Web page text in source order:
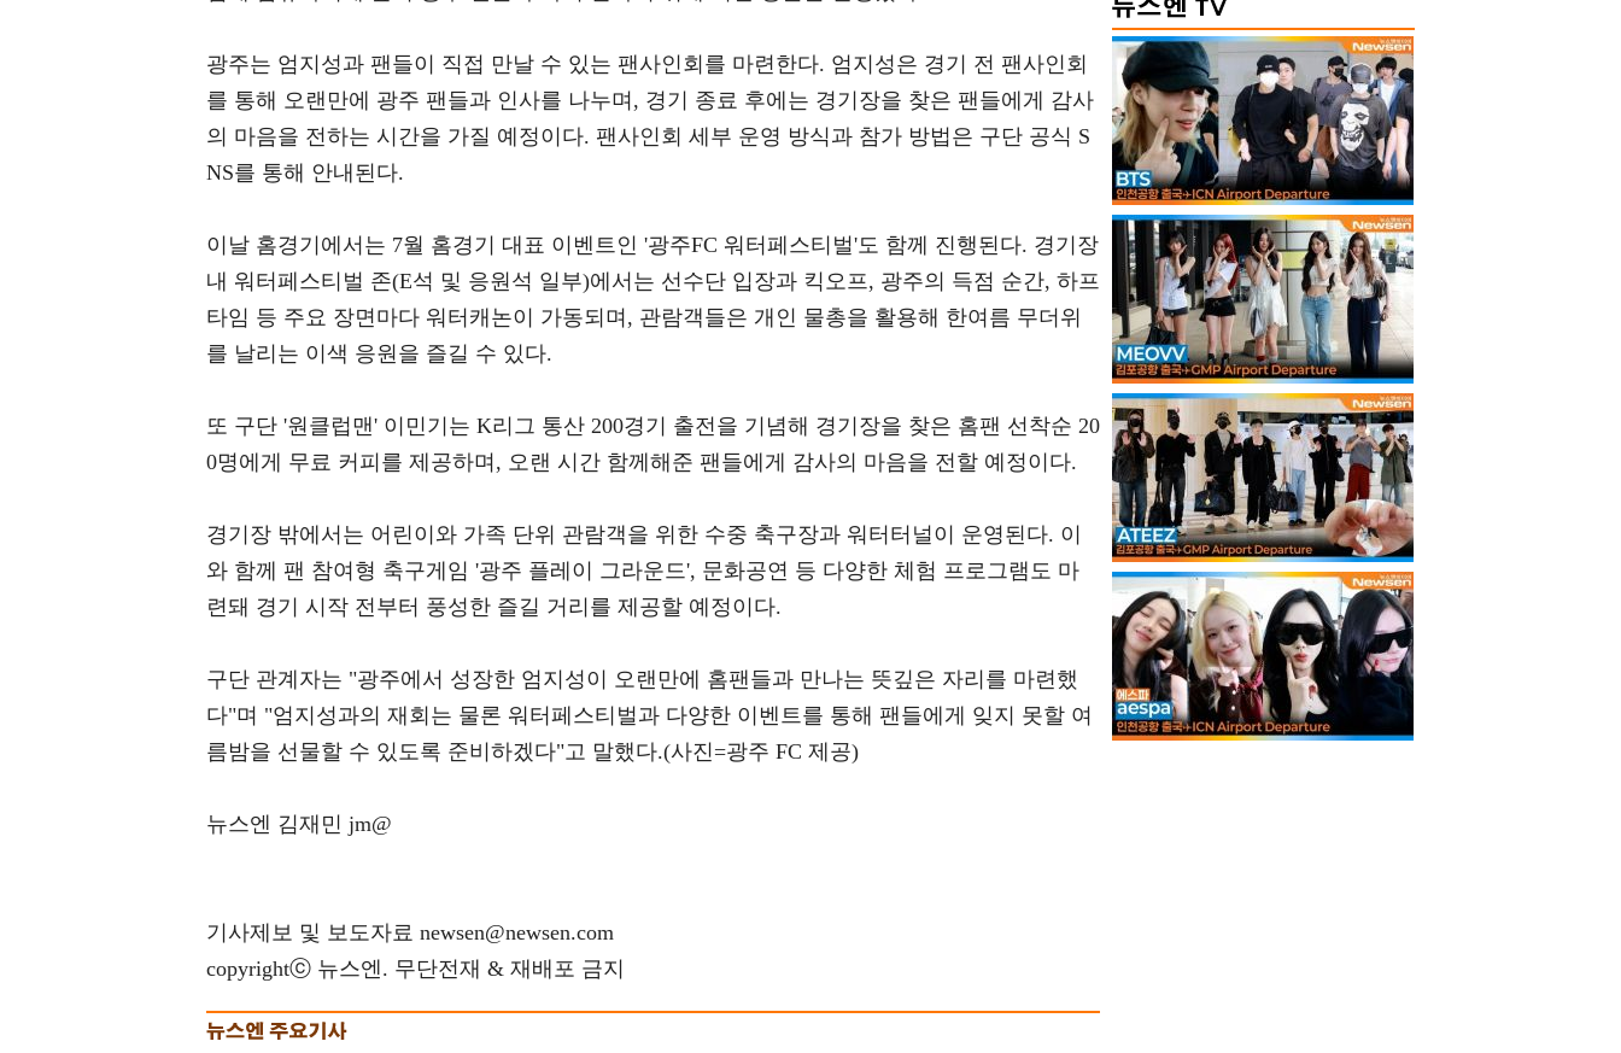
광주는 엄지성과 팬들이 직접 만날 수 있는 팬사인회를 마련한다. 엄지성은 경기 전 팬사인회
를 통해 오랜만에 광주 팬들과 인사를 나누며, 경기 종료 후에는 경기장을 찾은 팬들에게 감사
의 마음을 전하는 시간을 가질 예정이다. 팬사인회 세부 운영 방식과 참가 방법은 구단 공식 S
NS를 통해 안내된다.
이날 홈경기에서는 7월 홈경기 대표 이벤트인 '광주FC 워터페스티벌'도 함께 진행된다. 경기장
내 워터페스티벌 존(E석 및 응원석 일부)에서는 선수단 입장과 킥오프, 광주의 득점 순간, 하프
타임 등 주요 장면마다 워터캐논이 가동되며, 관람객들은 개인 물총을 활용해 한여름 무더위
를 날리는 이색 응원을 즐길 수 있다.
또 구단 '원클럽맨' 이민기는 K리그 통산 200경기 출전을 기념해 경기장을 찾은 홈팬 선착순 20
0명에게 무료 커피를 제공하며, 오랜 시간 함께해준 팬들에게 감사의 마음을 전할 예정이다.
경기장 밖에서는 어린이와 가족 단위 관람객을 위한 수중 축구장과 워터터널이 운영된다. 이
와 함께 팬 참여형 축구게임 '광주 플레이 그라운드', 문화공연 등 다양한 체험 프로그램도 마
련돼 경기 시작 전부터 풍성한 즐길 거리를 제공할 예정이다.
구단 관계자는 "광주에서 성장한 엄지성이 오랜만에 홈팬들과 만나는 뜻깊은 자리를 마련했
다"며 "엄지성과의 재회는 물론 워터페스티벌과 다양한 이벤트를 통해 팬들에게 잊지 못할 여
름밤을 선물할 수 있도록 준비하겠다"고 말했다.(사진=광주 FC 제공)
뉴스엔 김재민 jm@
기사제보 및 보도자료 newsen@newsen.com
copyrightⓒ 뉴스엔. 무단전재 & 재배포 금지